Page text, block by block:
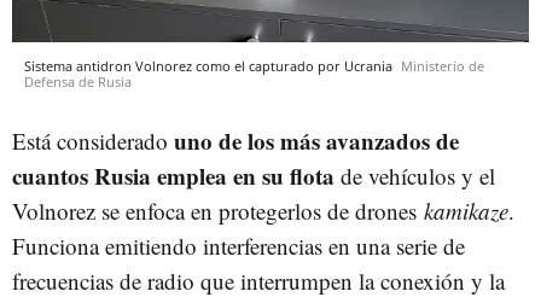
Sistema antidron Volnorez como el capturado por Ucrania Ministerio de
Defensa de Rusia
Está considerado uno de los más avanzados de
cuantos Rusia emplea en su flota de vehículos y el
Volnorez se enfoca en protegerlos de drones kamikaze.
Funciona emitiendo interferencias en una serie de
frecuencias de radio que interrumpen la conexión y la